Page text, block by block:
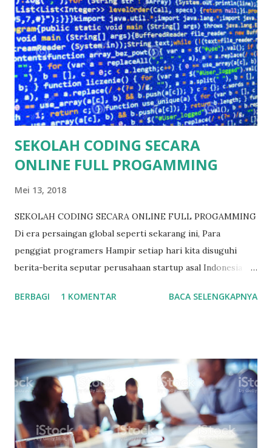
kompetisi atau perusahan-perusahaan teknologi yang
mendunia. Hal ini menunjukkan bahwa semakin hari akan
semakin banyak pula permintaan akan developer baik itu
web maupun mobile. Namun, menurut Managing Partner
dari East Venture, Wilson Cuaca mengutip dari Techinasia,
para startup baik yang besar maupun kecil banyak yang
mengatakan bahwa mereka kesulitan mencari developer
lokal yang berkualitas. Be...
SEKOLAH CODING SECARA
ONLINE FULL PROGAMMING
Mei 13, 2018
SEKOLAH CODING SECARA ONLINE FULL PROGAMMING
Di era persaingan global seperti sekarang ini, Para
penggiat programers Hampir setiap hari kita disuguhi
berita-berita seputar perusahaan startup asal Indonesia
teknologi yang mendunia. Hal ini menunjukkan bahwa
mengutip dari Techinasia, para startup baik yang besar
maupun kecil banyak yang mengatakan bahwa mereka
kesulitan mencari developer lokal yang berkualitas.
Beberapa fakta di atas menunjukkan bahwa meskipun
jurusan IT merupakan salah satu jurusan paling favorit di
BERBAGI 1 KOMENTAR BACA SELENGKAPNYA